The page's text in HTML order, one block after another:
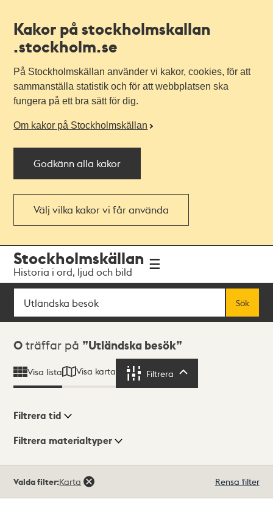
Kakor på stockholmskallan
.stockholm.se
På Stockholmskällan använder vi kakor, cookies, för att
sammanställa statistik och för att webbplatsen ska
fungera på ett bra sätt för dig.
Om kakor på Stockholmskällan
Godkänn alla kakor
Välj vilka kakor vi får använda
navigationen
huvudinnehållet
Stockholmskällan
Historia i ord, ljud och bild
Sök
Sök
Sökresultat
0 träffar på Utländska besök
Visa lista Visa karta Filtrera
Visningsläge
Filtrera tid
Filtrera materialtyper
träffar
Valda filter:Karta Rensa filter